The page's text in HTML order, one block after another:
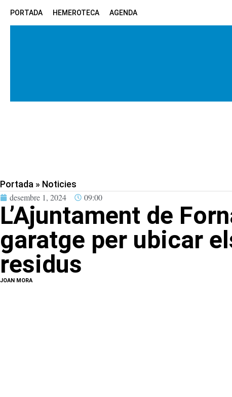
PORTADA HEMEROTECA AGENDA
Portada » Noticies
desembre 1, 2024
09:00
L’Ajuntament de
garatge per ubicar
residus
JOAN MORA